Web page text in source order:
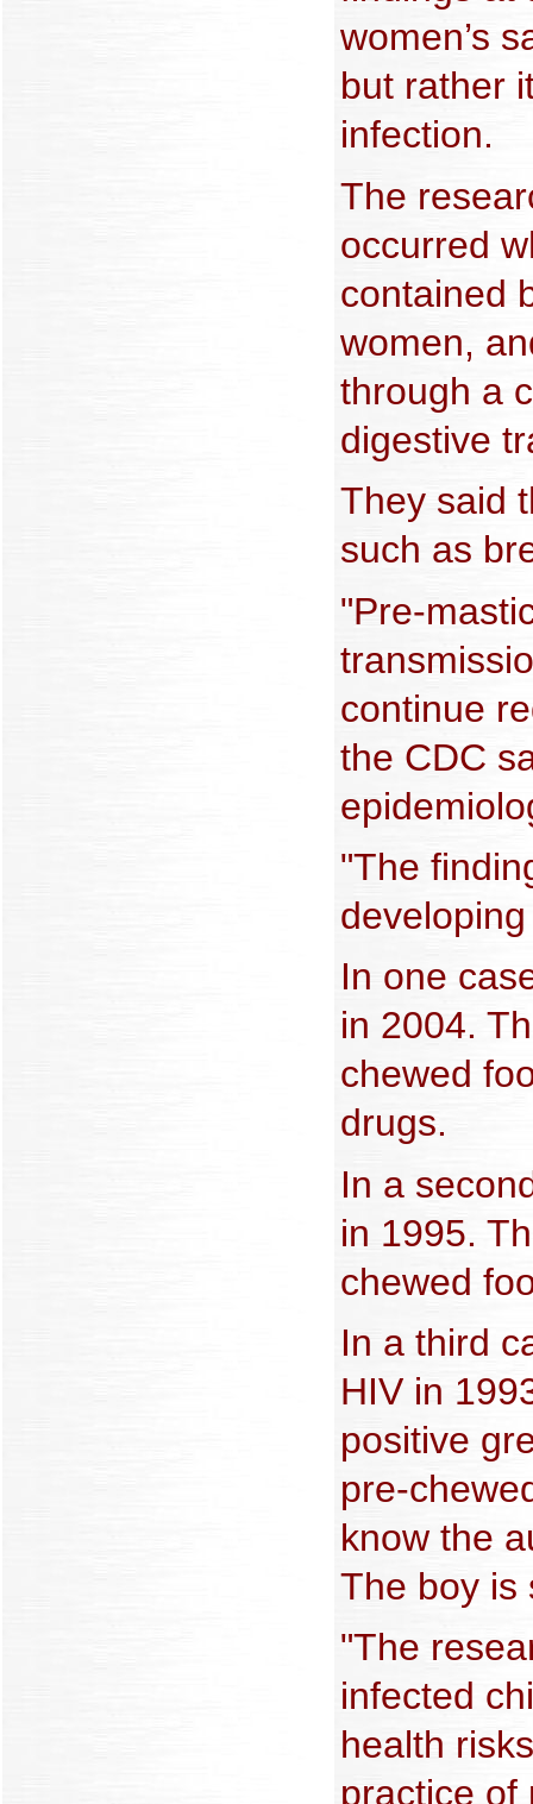
women’s
but rather
infection.
The
occurred
contained
women,
through a
digestive
They said
such as
"Pre-
continue
the CDC
"The
In one
in 2004.
chewed
drugs.
In a
in 1995.
chewed
In a third
HIV in
positive
pre-
know the
The boy is
"The
infected
health
practice of